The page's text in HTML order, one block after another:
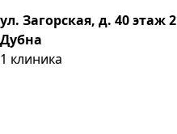
ул. Загорская, д. 40 этаж 2
Дубна
1 клиника